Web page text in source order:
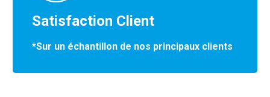
Satisfaction Client
*Sur un échantillon de nos principaux clients